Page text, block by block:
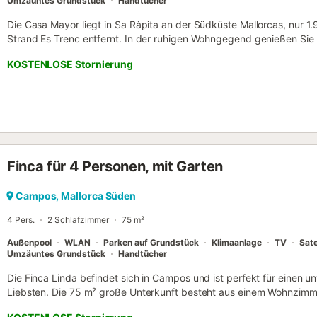
Die Casa Mayor liegt in Sa Ràpita an der Südküste Mallorcas, nur
Strand Es Trenc entfernt. In der ruhigen Wohngegend genießen
111 m² Platz für bis zu 4 Gäste und überzeugt mit 2 Schlafzimmern,
hochwertig ausgestatteten Küche. Für Ihren Komfort stehen
Smart TVs (65 Zoll, 50 Zoll, 27 Zoll), eine Soundbar,
zur Verfügung. Im Außenbereich erwarten Sie ein privater Garten,
Terrasse mit Weber-Gasgrill sowie ein eleganter privater Pool.
Nutzung des Pools und des gesamten Poolbereichs erfolgt auf
zum Strand von Es Trenc. Alle Fenster und die Terrassentür sind
KOSTENLOSE Stornierung
Finca für 4 Personen, mit Garten
Campos, Mallorca Süden
4 Pers. 2 Schlafzimmer 75 m²
Außenpool WLAN Parken auf Grundstück Klimaanlage TV
Umzäuntes Grundstück
Handtücher
Die Finca Linda befindet sich in Campos und ist perfekt für einen
Liebsten. Die 75 m² große Unterkunft besteht aus einem